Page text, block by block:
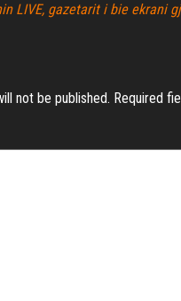
LIVE, gazetarit i bie ekrani
not be published. Required